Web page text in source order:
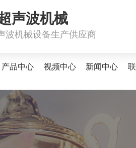
声波机械
波机械设备生产供应商
产品中心 视频中心 新闻中心